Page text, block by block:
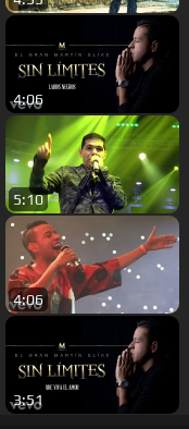
4:06
5:10
4:06
3:51